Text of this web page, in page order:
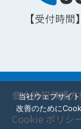
個人情報保護
Cookie ポリシ
当社ウェブサイ
改善のために